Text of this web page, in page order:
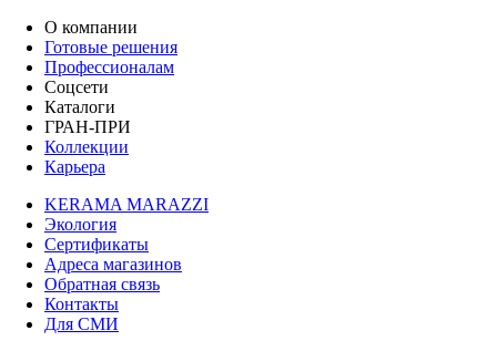
О компании
Готовые решения
Профессионалам
Соцсети
Каталоги
ГРАН-ПРИ
Коллекции
Карьера
KERAMA MARAZZI
Экология
Сертификаты
Адреса магазинов
Обратная связь
Контакты
Для СМИ